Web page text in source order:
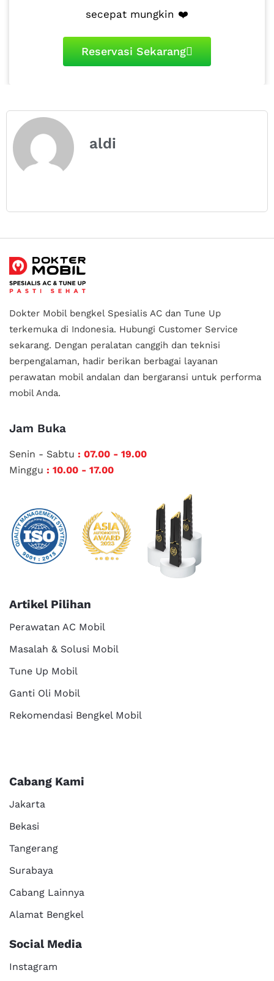
secepat mungkin ❤️
Reservasi Sekarang
aldi
Dokter Mobil bengkel Spesialis AC dan Tune Up
terkemuka di Indonesia. Hubungi Customer Service
sekarang. Dengan peralatan canggih dan teknisi
berpengalaman, hadir berikan berbagai layanan
perawatan mobil andalan dan bergaransi untuk performa
mobil Anda.
Jam Buka
Senin - Sabtu : 07.00 - 19.00
Minggu : 10.00 - 17.00
Artikel Pilihan
Perawatan AC Mobil
Masalah & Solusi Mobil
Tune Up Mobil
Ganti Oli Mobil
Rekomendasi Bengkel Mobil
Cabang Kami
Jakarta
Bekasi
Tangerang
Surabaya
Cabang Lainnya
Alamat Bengkel
Social Media
Instagram